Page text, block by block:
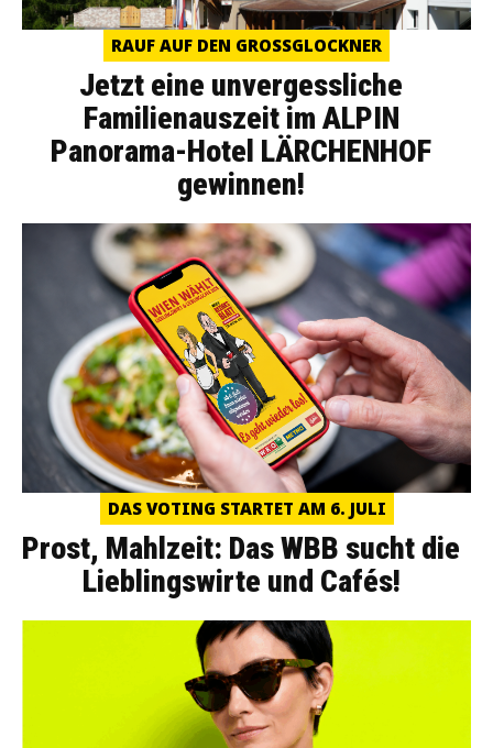
RAUF AUF DEN GROSSGLOCKNER
Jetzt eine unvergessliche
Familienauszeit im ALPIN
Panorama-Hotel LÄRCHENHOF
gewinnen!
DAS VOTING STARTET AM 6. JULI
Prost, Mahlzeit: Das WBB sucht die
Lieblingswirte und Cafés!